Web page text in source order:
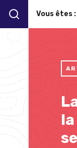
Vous êtes :